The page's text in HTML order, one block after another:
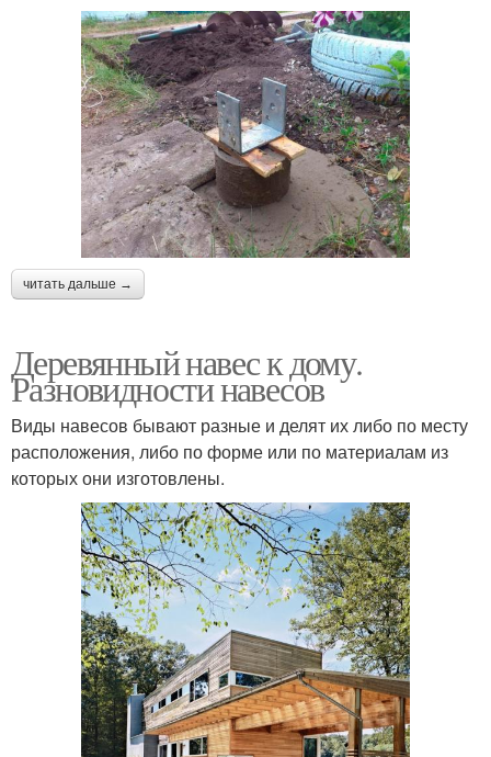
читать дальше →
Деревянный навес к дому.
Разновидности навесов
Виды навесов бывают разные и делят их либо по месту
расположения, либо по форме или по материалам из
которых они изготовлены.